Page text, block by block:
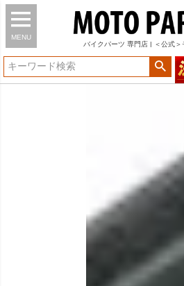
MENU
バイク パーツ 専門店 | ＜公式＞